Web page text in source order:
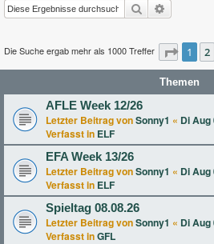
Suche
Die Suche ergab mehr als 1000 Treffer Seite1
1 2
Themen
AFLE Week 12/26
Letzter Beitrag vonSonny1 « Di Aug
Verfasst in ELF
EFA Week 13/26
Letzter Beitrag vonSonny1 « Di Aug
Verfasst in ELF
Spieltag 08.08.26
Letzter Beitrag vonSonny1 « Di Aug
Verfasst inGFL